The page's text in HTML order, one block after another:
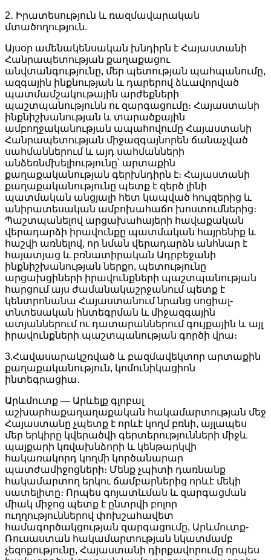
2․ Իրատեսություն և ռազմավարական
մտածողություն.
Այսօր ամենակենսական խնդիրն է Հայաստանի
Հանրապետության քաղաքացու
անվտանգությունը, մեր պետության պահպանումը,
ազգային ինքնության և դարերով ձևավորված
պատմամշակութային արժեքների
պաշտպանությունն ու զարգացումը։ Հայաստանի
ինքնիշխանության և տարածքային
ամբողջականության ապահովումը Հայաստանի
Հանրապետության միջազգայնորեն ճանաչված
սահմաններում և այդ սահմանների
անձեռնմխելիությունը՝ արտաքին
քաղաքականության գերխնդիրն է։ Հայաստանի
քաղաքականությունը պետք է զերծ լինի
պատմական անցյալի հետ կապված հույզերից և
անիրատեսական ամբոխահաճո խոստումներից։
Պաշտպանելով արցախահայերի հավաքական
վերադարձի իրավունքը պատմական հայրենիք և
հաշվի առնելով, որ նման վերադարձն անհնար է
հայատյաց և բռնատիրական Ադրբեջանի
ինքնիշխանության ներքո, պետությունը
արցախցիների իրավունքների պաշտպանության
հարցում այս ժամանակաշրջանում պետք է
կենտրոնանա Հայաստանում նրանց սոցիալ-
տնտեսական ինտեգրման և միջազգային
ատյաններում ու դատարաններում գույքային և այլ
իրավունքների պաշտպանության գործի վրա։
3.Հավասարակշռված և բազմավեկտոր արտաքին
քաղաքականություն, կոմունիկացիոն
ինտեգրացիա․
Արևմուտք — Արևելք գլոբալ
աշխարհաքաղաղաքական հակամարտության մեջ
Հայաստանը չպետք է որևէ կողմ բռնի, այլապես
մեր երկիրը կվերածվի գերտերությունների միջև
պայքարի կռվախնձորի և կենթարկվի
հակառակորդ կողմի կործանարար
պատժամիջոցների։ Մենք չպիտի դառնանք
հակամարտող երկու ճամբարներից որևէ մեկի
սատելիտը։ Որպես գոյատևման և զարգացման
միակ միջոց պետք է ընտրվի բոլոր
ուղղություններով փոխշահավետ
համագործակցության զարգացումը, Արևմուտք-
Ռուսաստան հակամարտության նկատմամբ
չեզոքությունը, Հայաստանի դիրքավորումը որպես